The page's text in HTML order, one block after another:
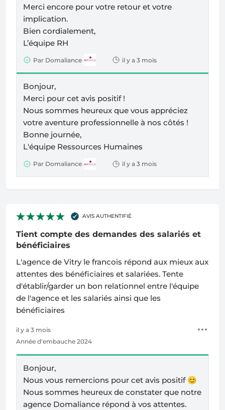
Merci encore pour votre retour et votre
implication.
Bien cordialement,
L’équipe RH
Par Domaliance il y a 3 mois
Bonjour,
Merci pour cet avis positif !
Nous sommes heureux que vous appréciez
votre aventure professionnelle à nos côtés !
Bonne journée,
L'équipe Ressources Humaines
Par Domaliance il y a 3 mois
AVIS AUTHENTIFIÉ
Tient compte des demandes des salariés et
bénéficiaires
L'agence de Vitry le francois répond aux mieux aux
attentes des bénéficiaires et salariées. Tente
d'établir/garder un bon relationnel entre l'équipe
de l'agence et les salariés ainsi que les
bénéficiaires
il y a 3 mois
Année d'embauche 2024
Bonjour,
Nous vous remercions pour cet avis positif 😊
Nous sommes heureux de constater que notre
agence Domaliance répond à vos attentes.